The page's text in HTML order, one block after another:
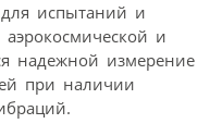
испытаний и
и
надежной измерение
при наличии